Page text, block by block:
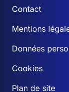
Contact
Mentions
Données
Cookies
Plan de site